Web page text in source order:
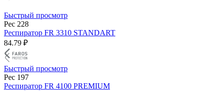
Быстрый просмотр
Рес 228
Респиратор FR 3310 STANDART
84.79 ₽
Быстрый просмотр
Рес 197
Респиратор FR 4100 PREMIUM